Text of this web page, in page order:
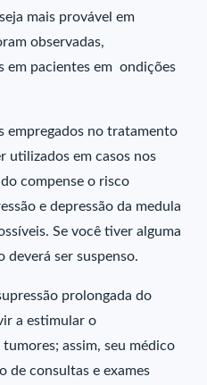
mais provável em
observadas,
em pacientes em ondições
empregados no tratamento
utilizados em casos nos
compense o risco
e depressão da medula
Se você tiver alguma
deverá ser suspenso.
prolongada do
a estimular o
assim, seu médico
de consultas e exames